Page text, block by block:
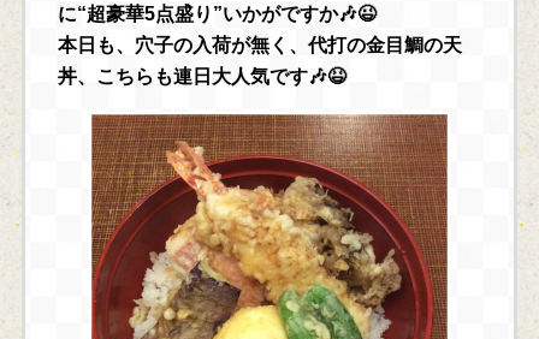
に“超豪華5点盛り”いかがですか🎶😉
本日も、穴子の入荷が無く、代打の金目鯛の天
丼、こちらも連日大人気です🎶😆